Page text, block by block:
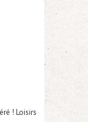
! Loisirs